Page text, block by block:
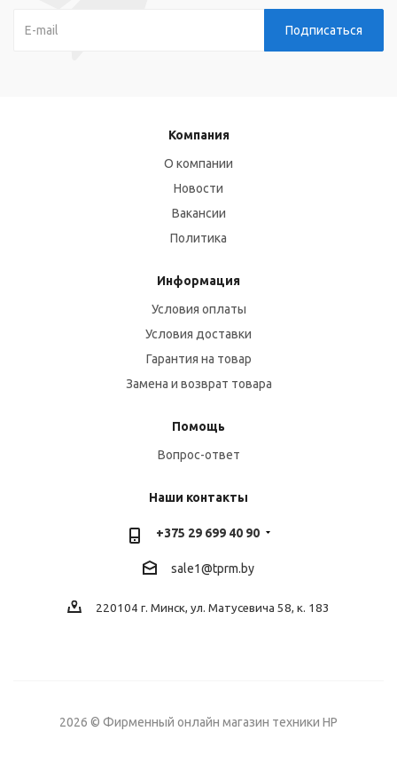
Компания
О компании
Новости
Вакансии
Политика
Информация
Условия оплаты
Условия доставки
Гарантия на товар
Замена и возврат товара
Помощь
Вопрос-ответ
Наши контакты
+375 29 699 40 90
sale1@tprm.by
220104 г. Минск, ул. Матусевича 58, к. 183
2026 © Фирменный онлайн магазин техники HP